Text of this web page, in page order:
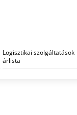
Logisztikai szolgáltatások
árlista